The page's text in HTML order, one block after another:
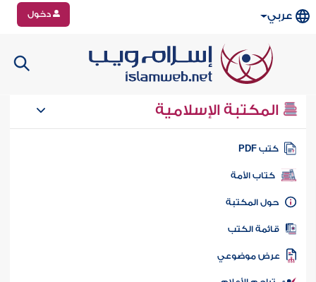
عربي دخول
المكتبة الإسلامية
كتب PDF
كتاب الأمة
المكتبة
الكتب